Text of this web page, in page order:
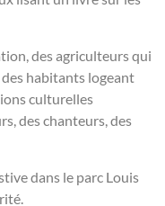
des agriculteurs qui
habitants logeant
culturelles
des chanteurs, des
dans le parc Louis